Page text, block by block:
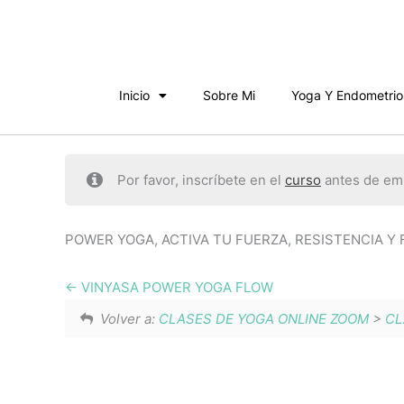
Inicio Sobre Mi Yoga Y
Por favor, inscríbete en el curso antes de
POWER YOGA, ACTIVA TU FUERZA,
VINYASA POWER YOGA FLOW
Volver a: CLASES DE YOGA ONLINE ZOOM >